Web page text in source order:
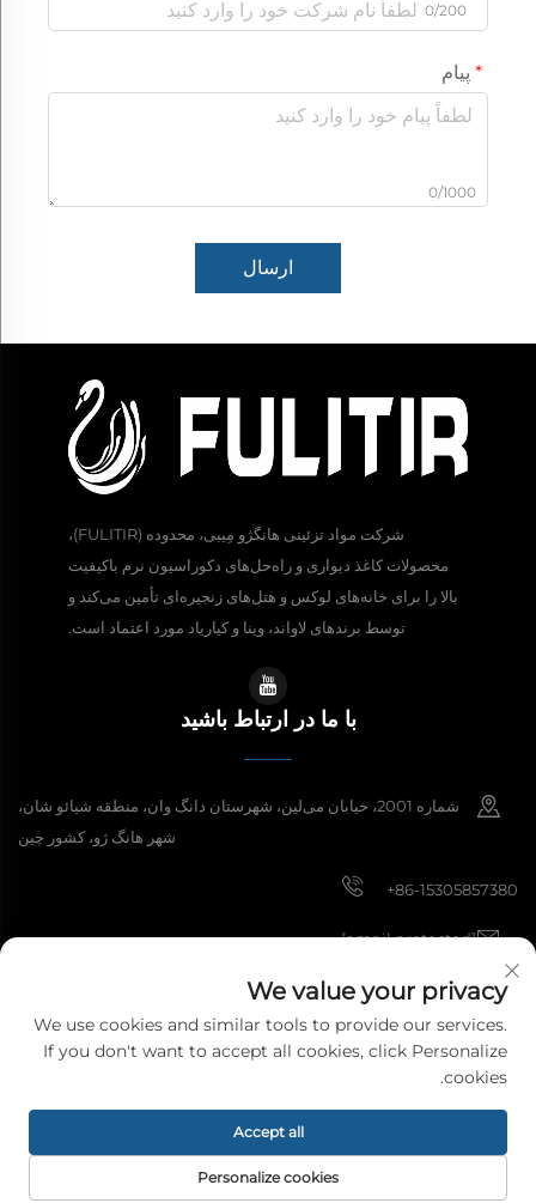
0/200
پیام
0/1000
ارسال
شرکت مواد تزئینی هانگژو مِیبی، محدوده (FULITIR)،
محصولات کاغذ دیواری و راه‌حل‌های دکوراسیون نرم باکیفیت
بالا را برای خانه‌های لوکس و هتل‌های زنجیره‌ای تأمین می‌کند و
توسط برندهای لاواند، وینا و کیاریاد مورد اعتماد است.
با ما در ارتباط باشید
شماره 2001، خیابان می‌لین، شهرستان دانگ وان، منطقه شیائو شان،
شهر هانگ ژو، کشور چین
+86-15305857380
[email protected]
کپی‌رایت © 2026 شرکت مواد دکوراسیون هانگژو میبی، محدود. همه حقوق محفوظ
است.سیاست حفظ حریم خصوصی
We value your privacy
We use cookies and similar tools to provide our services.
If you don't want to accept all cookies, click Personalize
cookies.
Personalize cookies
Accept all